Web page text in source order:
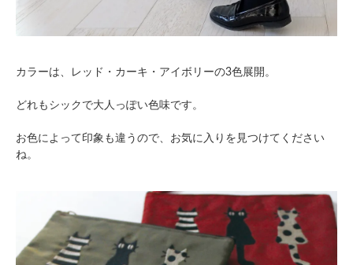
カラーは、レッド・カーキ・アイボリーの3色展開。
どれもシックで大人っぽい色味です。
お色によって印象も違うので、お気に入りを見つけてください
ね。